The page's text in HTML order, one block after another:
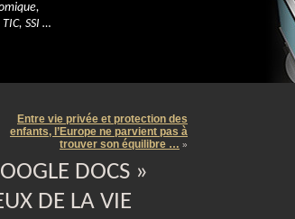
SSI …
Entre vie privée et protection des
enfants, l’Europe ne parvient pas à
trouver son équilibre … »
DOCS »
DE LA VIE